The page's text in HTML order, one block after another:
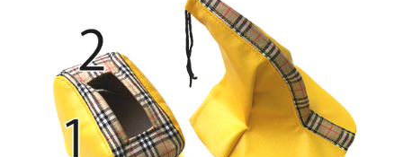
サスペンション・ブレーキ
タイヤ・ホイール
レーシングパーツ
メンテナンス・工具ツール